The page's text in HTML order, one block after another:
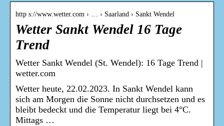
http s://www.wetter.com › … › Saarland › Sankt Wendel
Wetter Sankt Wendel 16 Tage
Trend
Wetter Sankt Wendel (St. Wendel): 16 Tage Trend |
wetter.com
Wetter heute, 22.02.2023. In Sankt Wendel kann
sich am Morgen die Sonne nicht durchsetzen und es
bleibt bedeckt und die Temperatur liegt bei 4°C.
Mittags …